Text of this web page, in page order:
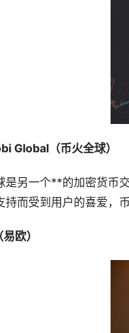
Global（币火全球）
是另一个**的加密货币
持而受到用户的喜爱，
易欧）